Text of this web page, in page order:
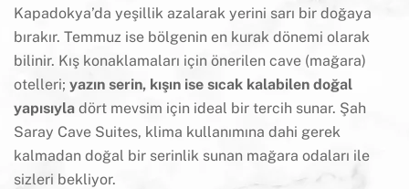
Kapadokya’da yeşillik azalarak yerini sarı bir doğaya
bırakır. Temmuz ise bölgenin en kurak dönemi olarak
bilinir. Kış konaklamaları için önerilen cave (mağara)
otelleri; yazın serin, kışın ise sıcak kalabilen doğal
yapısıyla dört mevsim için ideal bir tercih sunar. Şah
Saray Cave Suites, klima kullanımına dahi gerek
kalmadan doğal bir serinlik sunan mağara odaları ile
sizleri bekliyor.